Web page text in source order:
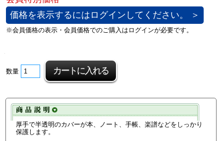
価格を表示するにはログインしてください。 ＞
数量
厚手で半透明のカバーが本、ノート、手帳、楽譜などをしっかり
保護します。